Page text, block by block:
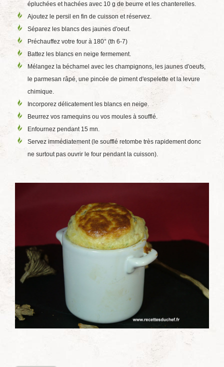
épluchées et hachées avec 10 g de beurre et les chanterelles.
Ajoutez le persil en fin de cuisson et réservez.
Séparez les blancs des jaunes d'oeuf.
Préchauffez votre four à 180° (th 6-7)
Battez les blancs en neige fermement.
Mélangez la béchamel avec les champignons, les jaunes d'oeufs,
le parmesan râpé, une pincée de piment d'espelette et la levure
chimique.
Incorporez délicatement les blancs en neige.
Beurrez vos ramequins ou vos moules à soufflé.
Enfournez pendant 15 mn.
Servez immédiatement (le soufflé retombe très rapidement donc
ne surtout pas ouvrir le four pendant la cuisson).